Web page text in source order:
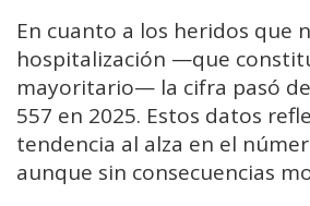
En cuanto a los heridos que
hospitalización —que
mayoritario— la cifra pasó de
557 en 2025. Estos datos
tendencia al alza en el
aunque sin consecuencias